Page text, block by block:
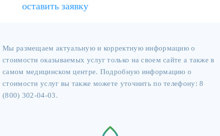
оставить заявку
Мы размещаем актуальную и корректную информацию о
стоимости оказываемых услуг только на своем сайте а также в
самом медицинском центре. Подробную информацию о
стоимости услуг вы также можете уточнить по телефону: 8
(800) 302-04-03.